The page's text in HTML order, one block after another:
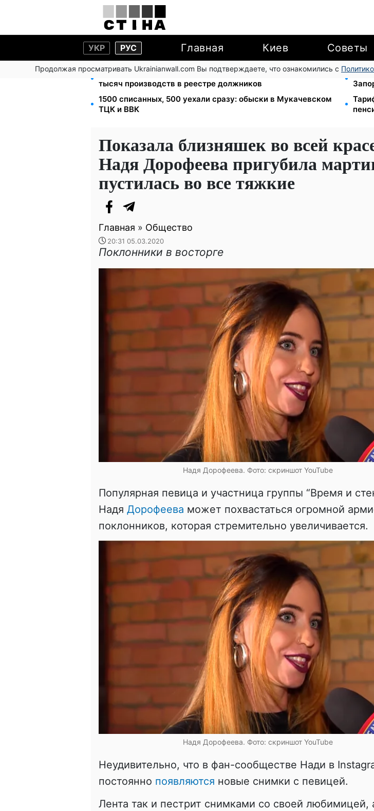
УКР РУС Главная Киев Советы
Продолжая просматривать Ukrainianwall.com Вы подтверждаете, что ознакомились с
113 млрд грн задолжали украинцы за коммуналку: 830
тысяч производств в реестре должников
1-2
1500 списанных, 500 уехали сразу: обыски в Мукачевском
ТЦК и ВВК
Показала близняшек во всей
Надя Дорофеева пригубила
пустилась во все тяжкие
Главная » Общество
20:31 05.03.2020
Поклонники в восторге
Надя Дорофеева. Фото: скриншот YouTube
Популярная певица и участница группы “Время и
Надя Дорофеева может похвастаться огромной
поклонников, которая стремительно увеличивается.
Надя Дорофеева. Фото: скриншот YouTube
Неудивительно, что в фан-сообществе Нади в
постоянно появляются новые снимки с певицей.
Лента так и пестрит снимками со своей любимицей,